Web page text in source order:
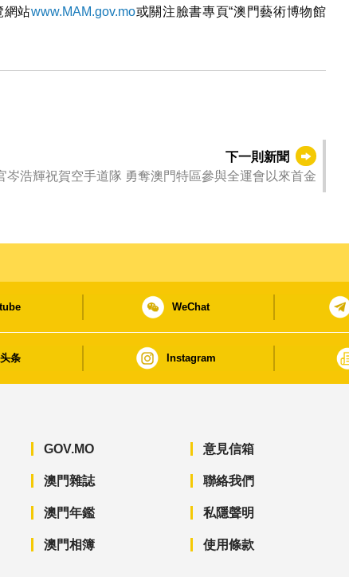
網站www.MAM.gov.mo或關注臉書專頁“澳門藝術博物館
下一則新聞
岑浩輝祝賀空手道隊 勇奪澳門特區參與全運會以來首金
WeChat
条 Instagram
GOV.MO
澳門雜誌
澳門年鑑
澳門相簿
意見信箱
聯絡我們
私隱聲明
使用條款